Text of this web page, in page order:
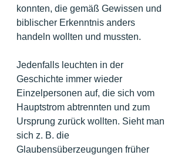
konnten, die gemäß Gewissen und
biblischer Erkenntnis anders
handeln wollten und mussten.
Jedenfalls leuchten in der
Geschichte immer wieder
Einzelpersonen auf, die sich vom
Hauptstrom abtrennten und zum
Ursprung zurück wollten. Sieht man
sich z. B. die
Glaubensüberzeugungen früher